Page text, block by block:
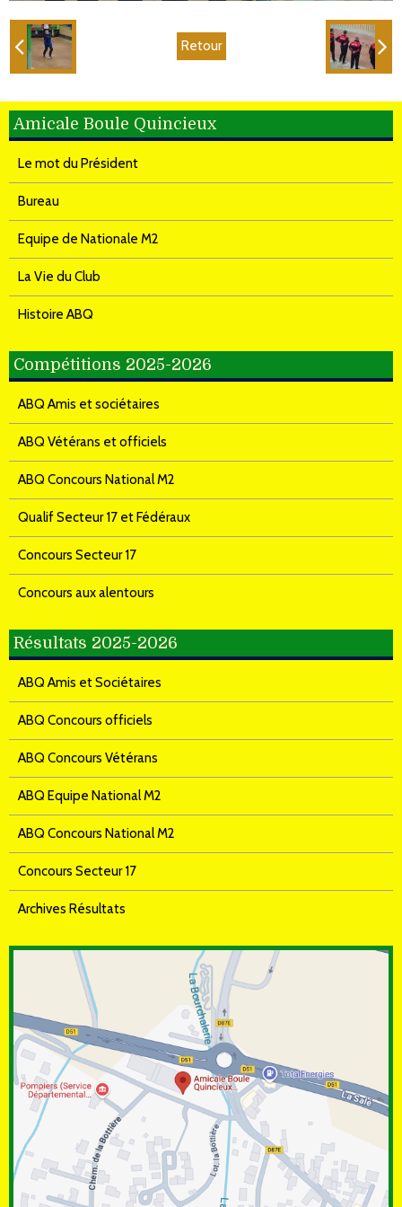
Retour
Amicale Boule Quincieux
Le mot du Président
Bureau
Equipe de Nationale M2
La Vie du Club
Histoire ABQ
Compétitions 2025-2026
ABQ Amis et sociétaires
ABQ Vétérans et officiels
ABQ Concours National M2
Qualif Secteur 17 et Fédéraux
Concours Secteur 17
Concours aux alentours
Résultats 2025-2026
ABQ Amis et Sociétaires
ABQ Concours officiels
ABQ Concours Vétérans
ABQ Equipe National M2
ABQ Concours National M2
Concours Secteur 17
Archives Résultats